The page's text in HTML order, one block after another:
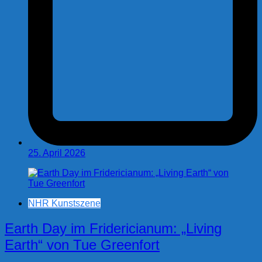
25. April 2026
NHR Kunstszene
Earth Day im Fridericianum: „Living
Earth“ von Tue Greenfort